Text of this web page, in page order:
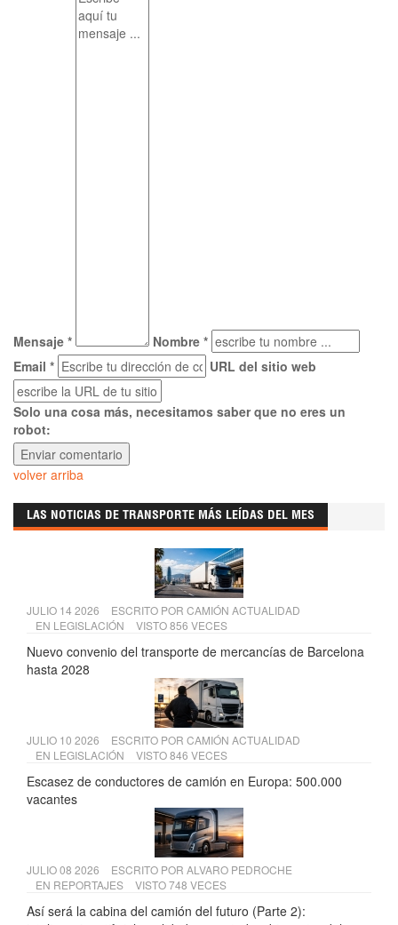
Mensaje *
Nombre *
Email *
URL del sitio web
Solo una cosa más, necesitamos saber que no eres un
robot:
volver arriba
LAS NOTICIAS DE TRANSPORTE MÁS LEÍDAS DEL MES
JULIO 14 2026 ESCRITO POR CAMIÓN ACTUALIDAD
EN LEGISLACIÓN VISTO 856 VECES
Nuevo convenio del transporte de mercancías de Barcelona
hasta 2028
JULIO 10 2026 ESCRITO POR CAMIÓN ACTUALIDAD
EN LEGISLACIÓN VISTO 846 VECES
Escasez de conductores de camión en Europa: 500.000
vacantes
JULIO 08 2026 ESCRITO POR ALVARO PEDROCHE
EN REPORTAJES VISTO 748 VECES
Así será la cabina del camión del futuro (Parte 2):